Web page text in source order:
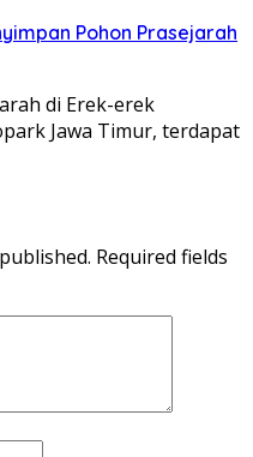
Pohon Prasejarah
di Erek-erek
Jawa Timur, terdapat
Required fields